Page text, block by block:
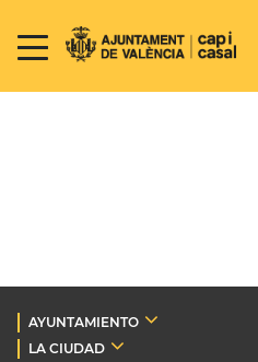
AYUNTAMIENTO
LA CIUDAD